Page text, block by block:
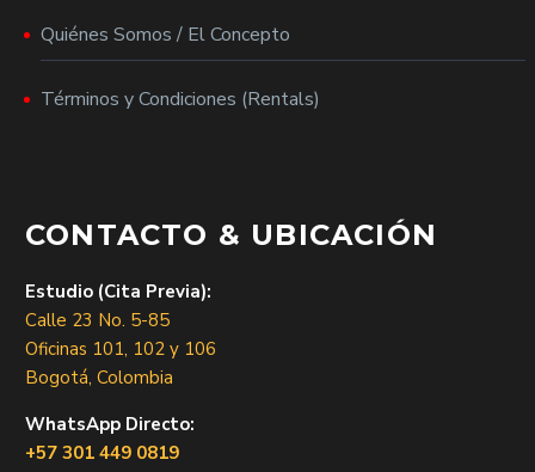
Quiénes Somos / El Concepto
Términos y Condiciones (Rentals)
CONTACTO & UBICACIÓN
Estudio (Cita Previa):
Calle 23 No. 5-85
Oficinas 101, 102 y 106
Bogotá, Colombia
WhatsApp Directo:
+57 301 449 0819